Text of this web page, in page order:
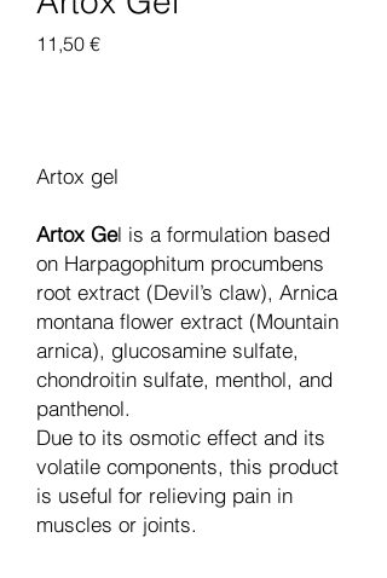
11,50 €Цена
Artox gel
Artox Gel is a formulation based
on Harpagophitum procumbens
root extract (Devil’s claw), Arnica
montana flower extract (Mountain
arnica), glucosamine sulfate,
chondroitin sulfate, menthol, and
panthenol.
Due to its osmotic effect and its
volatile components, this product
is useful for relieving pain in
muscles or joints.